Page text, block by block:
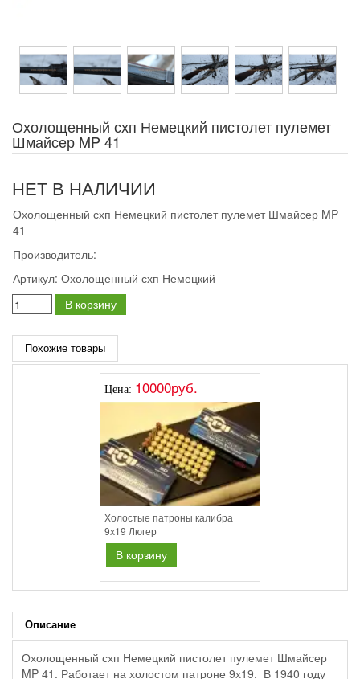
Охолощенный схп Немецкий пистолет пулемет
Шмайсер MP 41
НЕТ В НАЛИЧИИ
Охолощенный схп Немецкий пистолет пулемет Шмайсер MP
41
Производитель:
Артикул: Охолощенный схп Немецкий
В корзину
Похожие товары
Цена: 10000руб.
Холостые патроны калибра
9х19 Люгер
В корзину
Описание
Охолощенный схп Немецкий пистолет пулемет Шмайсер
MP 41. Работает на холостом патроне 9х19. В 1940 году